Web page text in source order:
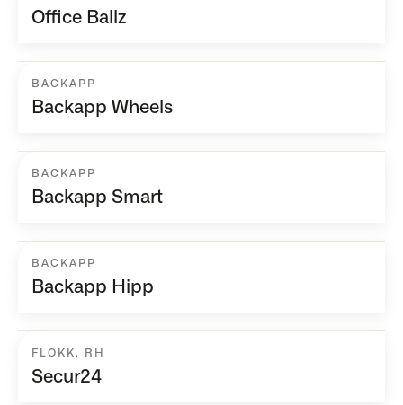
Office Ballz
BACKAPP
Backapp Wheels
BACKAPP
Backapp Smart
BACKAPP
Backapp Hipp
FLOKK, RH
Secur24